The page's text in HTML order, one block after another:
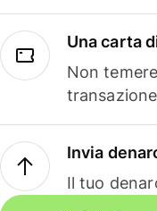
Una carta
Non
Invia
Il tuo